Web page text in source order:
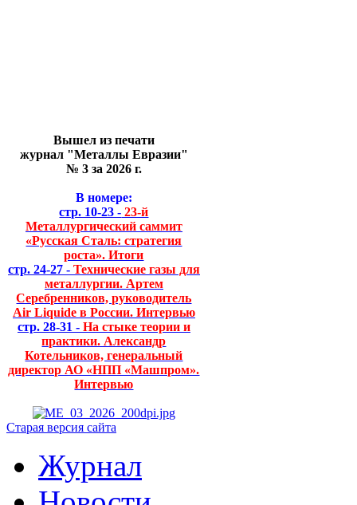
Вышел из печати
журнал "Металлы Евразии"
№ 3 за 2026 г.
В номере:
стр. 10-23 - 23-й
Металлургический саммит
«Русская Сталь: стратегия
роста». Итоги
стр. 24-27 - Технические газы для
металлургии. Артем
Серебренников, руководитель
Air Liquide в России. Интервью
стр. 28-31 - На стыке теории и
практики. Александр
Котельников, генеральный
директор АО «НПП «Машпром».
Интервью
Старая версия сайта
Журнал